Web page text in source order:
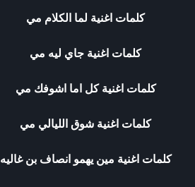
كلمات اغنية لما الكلام مي
كلمات اغنية جاي ليه مي
كلمات اغنية كل اما اشوفك مي
كلمات اغنية شوق الليالي مي
كلمات اغنية مين يهمو انصاف بن غاليه